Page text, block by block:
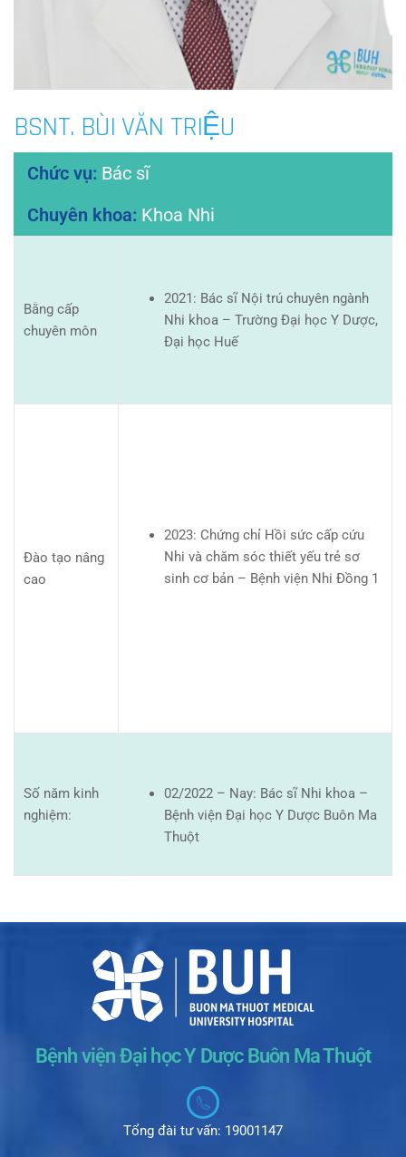
BSNT. BÙI VĂN TRIỆU
Bác sĩ
Khoa Nhi
Bằng cấp
chuyên môn
2021: Bác sĩ Nội trú chuyên ngành
Nhi khoa – Trường Đại học Y Dược,
Đại học Huế
Đào tạo nâng
cao
2023: Chứng chỉ Hồi sức cấp cứu
Nhi và chăm sóc thiết yếu trẻ sơ
sinh cơ bản – Bệnh viện Nhi Đồng 1
Số năm kinh
nghiệm:
02/2022 – Nay: Bác sĩ Nhi khoa –
Bệnh viện Đại học Y Dược Buôn Ma
Thuột
Bệnh viện Đại học Y Dược Buôn Ma Thuột
Tổng đài tư vấn: 19001147